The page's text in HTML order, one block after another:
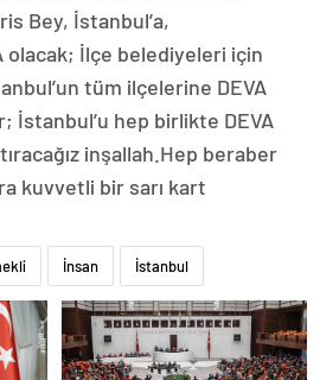
Bey, İstanbul’a,
olacak; İlçe belediyeleri için
tüm ilçelerine DEVA
İstanbul’u hep birlikte DEVA
inşallah.Hep beraber
kuvvetli bir sarı kart
İnsan İstanbul